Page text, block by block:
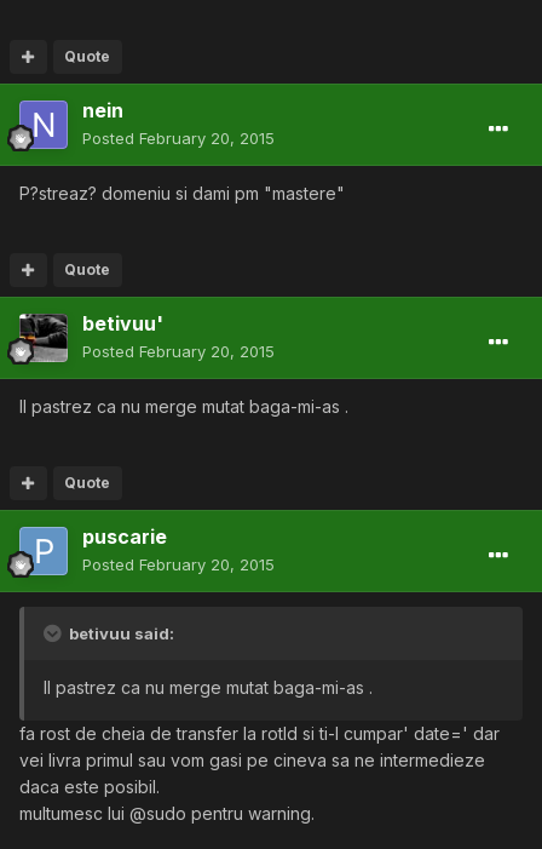
Quote
nein
Posted February 20, 2015
P?streaz? domeniu si dami pm "mastere"
Quote
betivuu'
Posted February 20, 2015
Il pastrez ca nu merge mutat baga-mi-as .
Quote
puscarie
Posted February 20, 2015
betivuu said:
Il pastrez ca nu merge mutat baga-mi-as .
fa rost de cheia de transfer la rotld si ti-l cumpar' date=' dar
vei livra primul sau vom gasi pe cineva sa ne intermedieze
daca este posibil.
multumesc lui @sudo pentru warning.